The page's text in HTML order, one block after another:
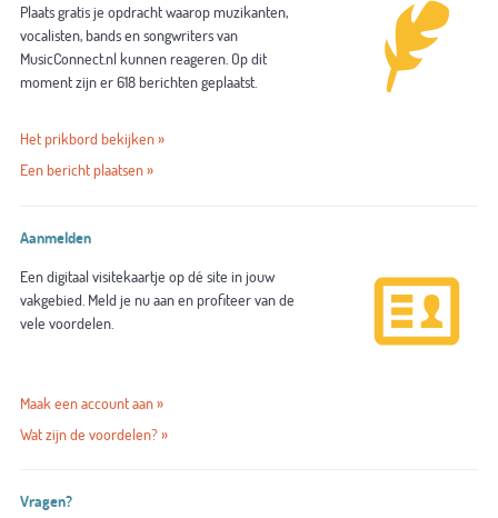
Plaats gratis je opdracht waarop muzikanten,
vocalisten, bands en songwriters van
MusicConnect.nl kunnen reageren. Op dit
moment zijn er 618 berichten geplaatst.
Het prikbord bekijken »
Een bericht plaatsen »
Aanmelden
Een digitaal visitekaartje op dé site in jouw
vakgebied. Meld je nu aan en profiteer van de
vele voordelen.
Maak een account aan »
Wat zijn de voordelen? »
Vragen?